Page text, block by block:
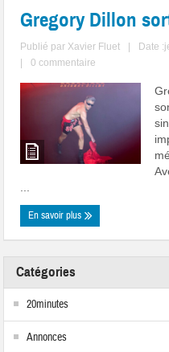
Gregory Dillon
Publié par Xavier Fluet
Date
0 commentaire
En savoir plus
Catégories
20minutes
Annonces